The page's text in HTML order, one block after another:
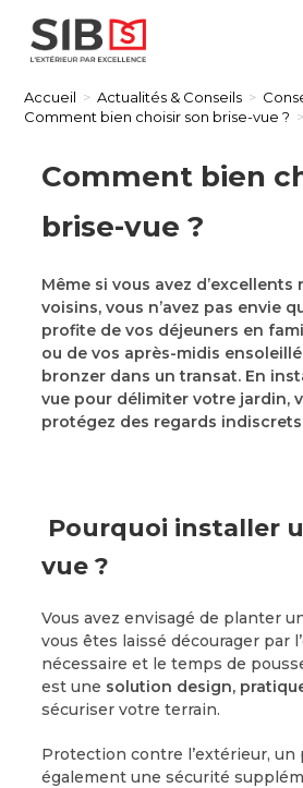
Accueil > Actualités & Conseils >
Comment bien choisir son brise-vue ? >
Comment bien
brise-vue ?
Même si vous avez
voisins, vous n’avez pas envie
profite de vos déjeuners en
ou de vos après-midis
bronzer dans un transat. En
vue pour délimiter votre jardin,
protégez des regards
Pourquoi installer
vue ?
Vous avez envisagé de planter
vous êtes laissé décourager par
nécessaire et le temps de
est une solution design,
sécuriser votre terrain.
Protection contre l’extérieur, un
également une sécurité